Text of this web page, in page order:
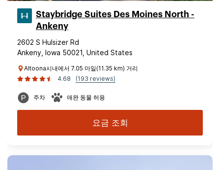
Staybridge Suites Des Moines North -
Ankeny
2602 S Hulsizer Rd
Ankeny, Iowa 50021, United States
Altoona시내에서 7.05 마일(11.35 km) 거리
4.68
(193 reviews)
주차 애완 동물 허용
요금 조회